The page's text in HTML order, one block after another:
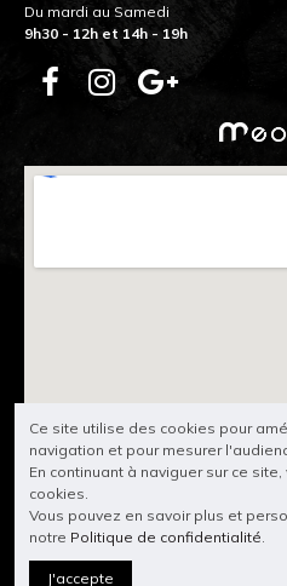
Du mardi au Samedi
9h30 - 12h et 14h - 19h
Ce site utilise des cookies pour
navigation et pour mesurer
En continuant à naviguer sur ce
cookies.
Vous pouvez en savoir plus et
notre Politique de confidentialité.
J'accepte